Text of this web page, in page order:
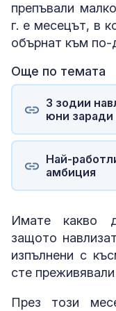
препъвали
г. е месецът, в
обърнат към по-
Още по темата
3 зодии
юни
Най-
амбиция
Имате какво
защото
изпълнени с
сте
През този